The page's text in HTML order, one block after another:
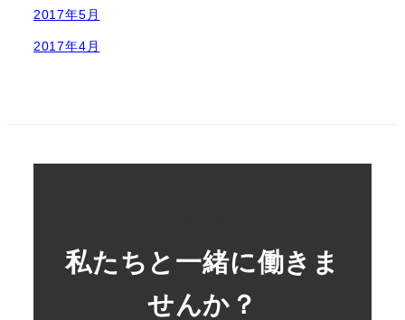
2017年5月
2017年4月
私たちと一緒に働きま
せんか？